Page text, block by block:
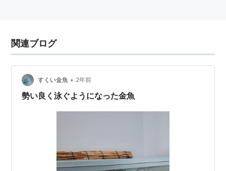
関連ブログ
すくい金魚 • 2年前
勢い良く泳ぐようになった金魚